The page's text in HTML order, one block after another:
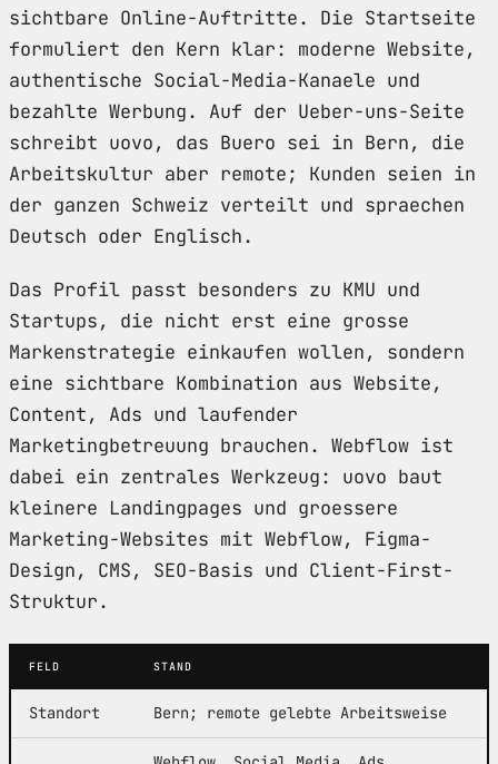
sichtbare Online-Auftritte. Die Startseite
formuliert den Kern klar: moderne Website,
authentische Social-Media-Kanaele und
bezahlte Werbung. Auf der Ueber-uns-Seite
schreibt uovo, das Buero sei in Bern, die
Arbeitskultur aber remote; Kunden seien in
der ganzen Schweiz verteilt und spraechen
Deutsch oder Englisch.
Das Profil passt besonders zu KMU und
Startups, die nicht erst eine grosse
Markenstrategie einkaufen wollen, sondern
eine sichtbare Kombination aus Website,
Content, Ads und laufender
Marketingbetreuung brauchen. Webflow ist
dabei ein zentrales Werkzeug: uovo baut
kleinere Landingpages und groessere
Marketing-Websites mit Webflow, Figma-
Design, CMS, SEO-Basis und Client-First-
Struktur.
FELD STAND
Standort Bern; remote gelebte Arbeitsweise